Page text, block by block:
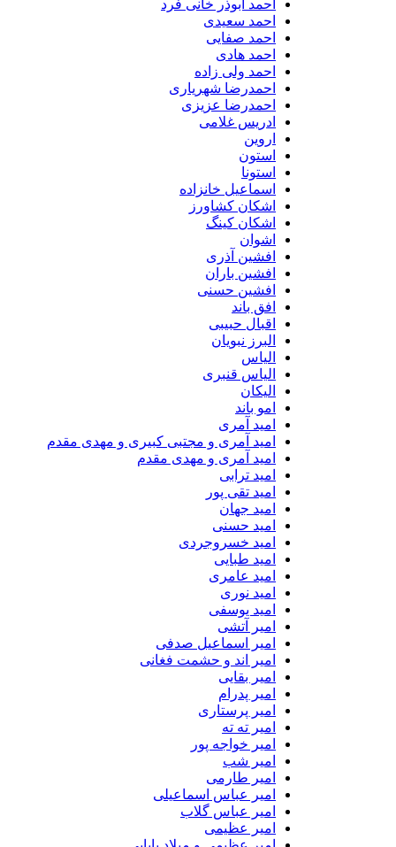
احمد ابوذر خانی فرد
احمد سعیدی
احمد صفایی
احمد هادی
احمد ولی زاده
احمدرضا شهریاری
احمدرضا عزیزی
ادریس غلامی
اروین
استون
استونا
اسماعیل خانزاده
اشکان کشاورز
اشکان کینگ
اشوان
افشین آذری
افشین باران
افشین حسنی
افق باند
اقبال حبیبی
البرز نبویان
الیاس
الیاس قنبرى
الیکان
امو باند
امید آمری
امید آمری و مجتبی کبیری و مهدى مقدم
امید آمری و مهدی مقدم
امید ترابی
امید تقی پور
امید جهان
امید حسنی
امید خسروجردی
امید طبایی
امید عامری
امید نوری
امید یوسفی
امیر آتشی
امیر اسماعیل صدفی
امیر اند و حشمت فغانی
امیر بقایی
امیر پدرام
امیر پرستاری
امیر ته ته
امیر خواجه پور
امیر شب
امیر طارمی
امیر عباس اسماعیلی
امیر عباس گلاب
امیر عظیمی